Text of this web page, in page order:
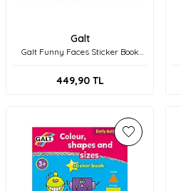
Galt
Galt Funny Faces Sticker Book
449,90TL